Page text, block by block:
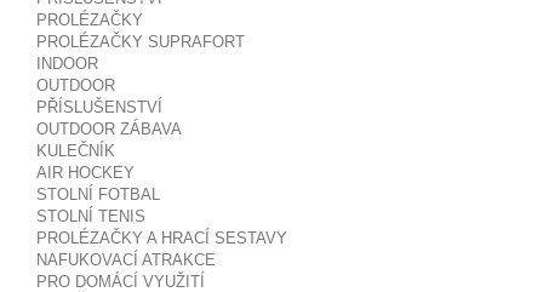
PROLÉZAČKY
PROLÉZAČKY SUPRAFORT
INDOOR
OUTDOOR
PŘÍSLUŠENSTVÍ
OUTDOOR ZÁBAVA
KULEČNÍK
AIR HOCKEY
STOLNÍ FOTBAL
STOLNÍ TENIS
PROLÉZAČKY A HRACÍ SESTAVY
NAFUKOVACÍ ATRAKCE
PRO DOMÁCÍ VYUŽITÍ